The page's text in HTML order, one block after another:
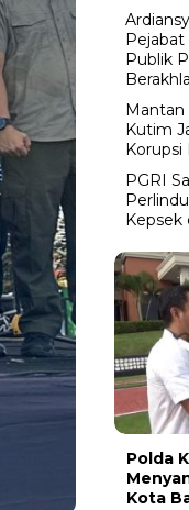
Pejabat
Publik
Mantan
Kutim
Korupsi
PGRI
Kepsek
Polda
Kota